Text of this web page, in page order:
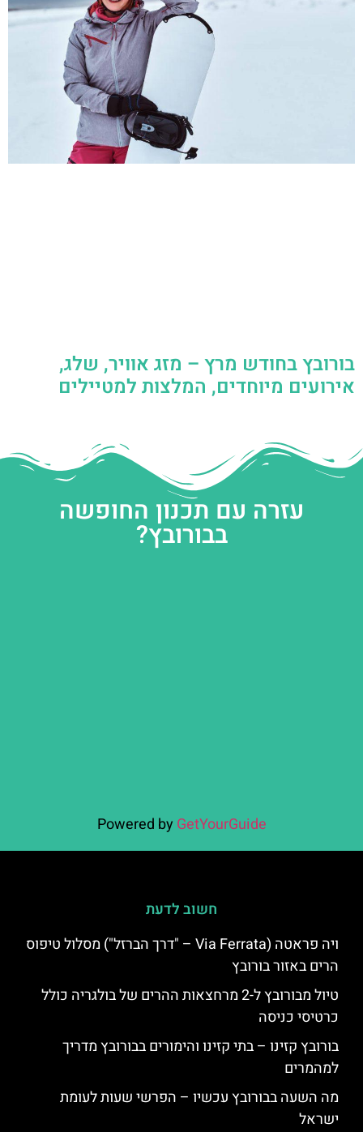
בורובץ בחודש מרץ – מזג אוויר, שלג,
אירועים מיוחדים, המלצות למטיילים
עזרה עם תכנון החופשה
בבורובץ?
Powered by GetYourGuide
חשוב לדעת
ויה פראטה (Via Ferrata – "דרך הברזל") מסלול טיפוס
הרים באזור בורובץ
טיול מבורובץ ל-2 מרחצאות ההרים של בולגריה כולל
כרטיסי כניסה
בורובץ קזינו – בתי קזינו והימורים בבורובץ מדריך
למהמרים
מה השעה בבורובץ עכשיו – הפרשי שעות לעומת
ישראל